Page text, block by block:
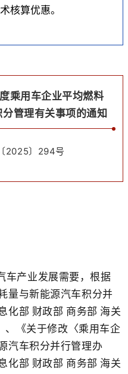
核算优惠。
用车企业平均燃料
管理有关事项的通知
2025〕294号
车产业发展需要，根据
量与新能源汽车积分并
化部 财政部 商务部 海关
、《关于修改〈乘用车企
汽车积分并行管理办
化部 财政部 商务部 海关